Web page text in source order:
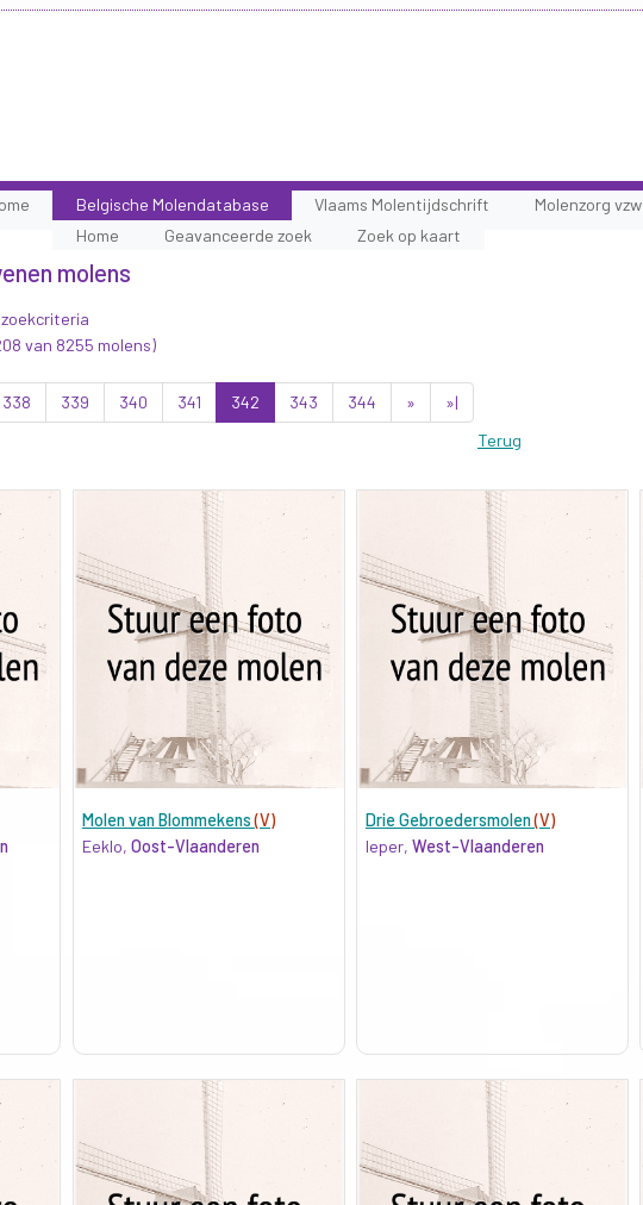
Belgische Molendatabase
Home
Geavanceerde zoek Zoek op kaart
Vlaams Molentijdschrift Molenzorg vzw
molens
van 8255 molens)
338 339 340 341 342 343 344 »
»|
Terug
Molen van Blommekens(V)
Eeklo, Oost-Vlaanderen
Drie Gebroedersmolen(V)
Ieper, West-Vlaanderen